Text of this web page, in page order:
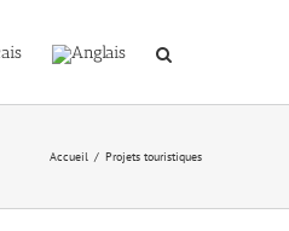
Accueil Projets touristiques